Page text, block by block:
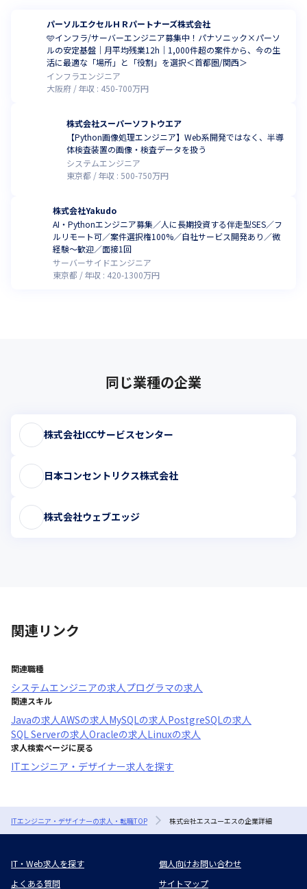
パーソルエクセルＨＲパートナーズ株式会社
🩵インフラ/サーバーエンジニア募集中！パナソニック×パーソ
ルの安定基盤｜月平均残業12h｜1,000件超の案件から、今の生
活に最適な「場所」と「役割」を選択＜首都圏/関西＞
インフラエンジニア
大阪府
年収 : 450-700万円
株式会社スーパーソフトウエア
【Python画像処理エンジニア】Web系開発ではなく、半導
体検査装置の画像・検査データを扱う
システムエンジニア
東京都
年収 :500-750万円
株式会社Yakudo
AI・Pythonエンジニア募集／人に長期投資する伴走型SES／フ
ルリモート可／案件選択権100%／自社サービス開発あり／微
経験〜歓迎／面接1回
サーバーサイドエンジニア
東京都
年収 : 420-1300万円
同じ業種の企業
株式会社ICCサービスセンター
日本コンセントリクス株式会社
株式会社ウェブエッジ
関連リンク
関連職種
システムエンジニアの求人 プログラマの求人
関連スキル
Javaの求人AWSの求人 MySQLの求人 PostgreSQLの求人
SQL Serverの求人Oracleの求人 Linuxの求人
求人検索ページに戻る
ITエンジニア・デザイナー求人を探す
ITエンジニア・デザイナーの求人・転職TOP 株式会社エスユーエスの企業詳細
IT・Web求人を探す
個人向けお問い合わせ
よくある質問
サイトマップ